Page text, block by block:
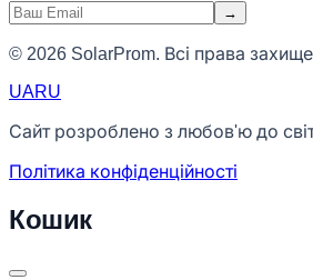
→
© 2026 SolarProm. Всі права
UARU
Сайт розроблено з любов'ю до
Політика конфіденційності
Кошик